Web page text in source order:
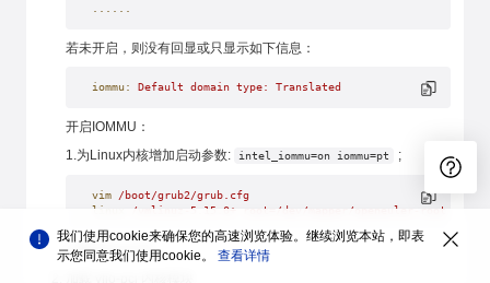
若未开启，则没有回显或只显示如下信息：
iommu: Default domain type: Translated
开启IOMMU：
1.为Linux内核增加启动参数:
intel_iommu=on iommu=pt ;
vim /boot/grub2/grub.cfg
linux
/vmlinuz-5.15.0+ root=/dev/mapper/openeuler-root
2.重启Host OS;
我们使用cookie来确保您的高速浏览体验。继续浏览本站，即表
示您同意我们使用cookie。 查看详情